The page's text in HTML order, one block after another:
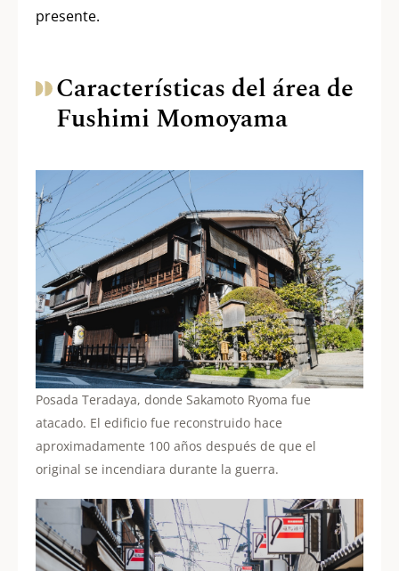
presente.
Características del área de
Fushimi Momoyama
Posada Teradaya, donde Sakamoto Ryoma fue
atacado. El edificio fue reconstruido hace
aproximadamente 100 años después de que el
original se incendiara durante la guerra.